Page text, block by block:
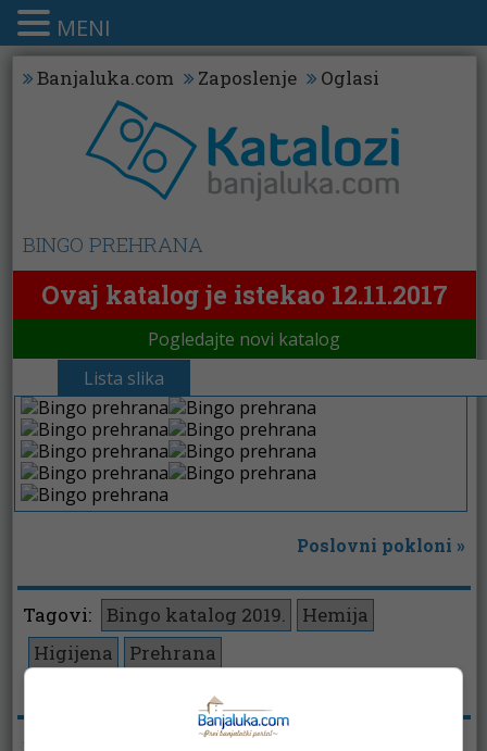
Banjaluka.com Zaposlenje Oglasi
BINGO PREHRANA
Ovaj katalog je istekao 12.11.2017
Pogledajte novi katalog
Lista slika
Poslovni pokloni »
Tagovi: Bingo katalog 2019.
Hemija
Higijena
Prehrana
MENI